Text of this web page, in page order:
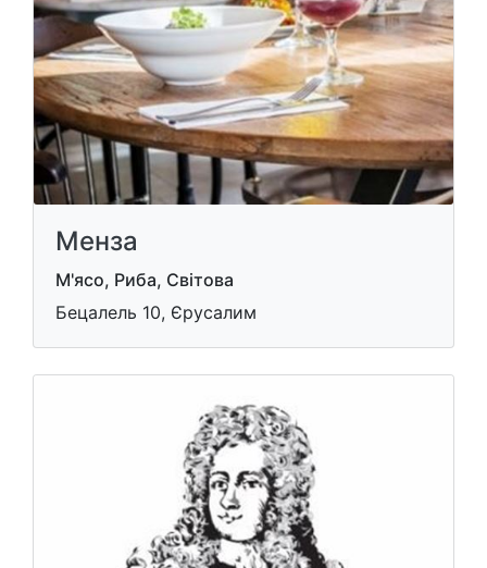
Менза
М'ясо, Риба, Світова
Бецалель 10, Єрусалим